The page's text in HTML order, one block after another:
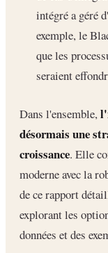
intégré a géré
exemple, le
que les
seraient
Dans l'ensemble,
désormais une
croissance. Elle
moderne avec la
de ce rapport
explorant les
données et des